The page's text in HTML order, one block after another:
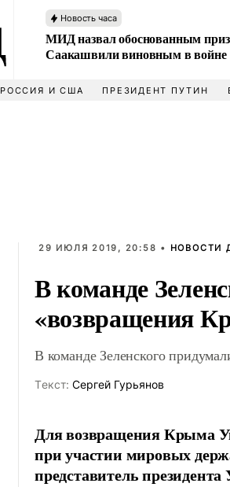
Новость часа
МИД назвал обоснованным
Саакашвили виновным в войне
РОССИЯ И США ПРЕЗИДЕНТ ПУТИН
29 ИЮЛЯ 2019, 20:58 • НОВОСТИ
В команде
«возвращения
В команде Зеленского
Tекст: Сергей Гурьянов
Для возвращения Крыма
при участии мировых
представитель